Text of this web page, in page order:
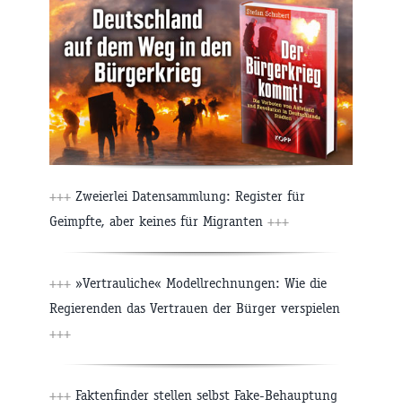
+++ Zweierlei Datensammlung: Register für
Geimpfte, aber keines für Migranten +++
+++ »Vertrauliche« Modellrechnungen: Wie die
Regierenden das Vertrauen der Bürger verspielen
+++
+++ Faktenfinder stellen selbst Fake-Behauptung